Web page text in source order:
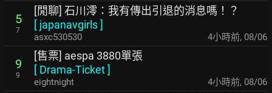
5
7
[閒聊] 石川澪：我有傳出引退的消息嗎！？
[ japanavgirls]
asxc530530 4小時前, 08/06
9
9
[售票] aespa 3880單張
[ Drama-Ticket]
eightnight 4小時前, 08/06